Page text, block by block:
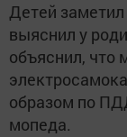
Детей
выяснил у
объяснил, что
образом по
мопеда.